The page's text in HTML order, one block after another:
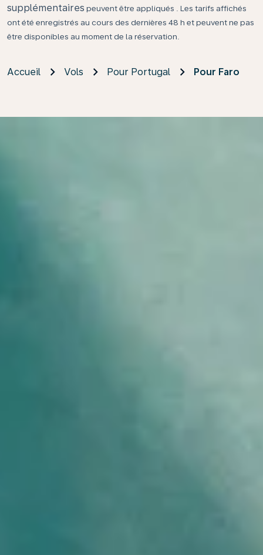
supplémentaires peuvent être appliqués . Les tarifs affichés
ont été enregistrés au cours des dernières 48 h et peuvent ne pas
être disponibles au moment de la réservation.
Accueil Vols Pour Portugal Pour Faro